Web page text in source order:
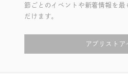
節ごとのイベントや新着情報を最
だけます。
アプリストア